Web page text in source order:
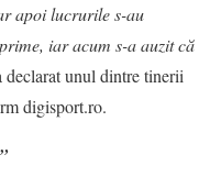
apoi lucrurile s-au
iar acum s-a auzit că
declarat unul dintre tinerii
digisport.ro.